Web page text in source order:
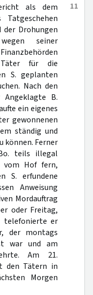
11
als dem
Tatgeschehen
Drohungen
seiner
für die
S. geplanten
Nach den
B.
ein eigenes
gewonnenen
ständig und
können. Ferner
teils illegal
vom Hof fern,
S. erfundene
Anweisung
Mordauftrag
oder Freitag,
telefonierte er
der montags
war und am
Am 21.
den Tätern in
Morgen